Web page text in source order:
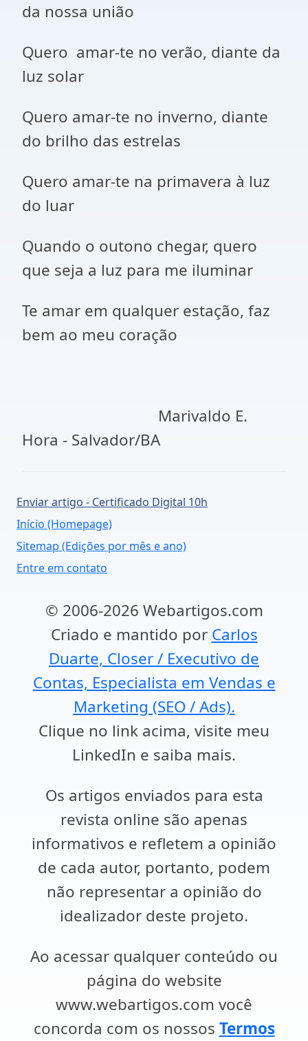
da nossa união
Quero amar-te no verão, diante da
luz solar
Quero amar-te no inverno, diante
do brilho das estrelas
Quero amar-te na primavera à luz
do luar
Quando o outono chegar, quero
que seja a luz para me iluminar
Te amar em qualquer estação, faz
bem ao meu coração
Marivaldo E.
Hora - Salvador/BA
Enviar artigo - Certificado Digital 10h
Início (Homepage)
Sitemap (Edições por mês e ano)
Entre em contato
© 2006-2026 Webartigos.com
Criado e mantido por Carlos
Duarte, Closer / Executivo de
Contas, Especialista em Vendas e
Marketing (SEO / Ads).
Clique no link acima, visite meu
LinkedIn e saiba mais.
Os artigos enviados para esta
revista online são apenas
informativos e refletem a opinião
de cada autor, portanto, podem
não representar a opinião do
idealizador deste projeto.
Ao acessar qualquer conteúdo ou
página do website
www.webartigos.com você
concorda com os nossos Termos